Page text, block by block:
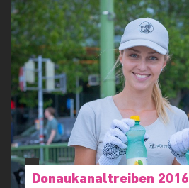
Donaukanaltreiben 2016